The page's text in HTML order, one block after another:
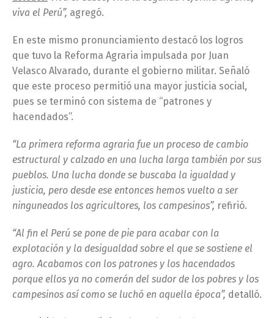
viva el Perú”, agregó.
En este mismo pronunciamiento destacó los logros
que tuvo la Reforma Agraria impulsada por Juan
Velasco Alvarado, durante el gobierno militar. Señaló
que este proceso permitió una mayor justicia social,
pues se terminó con sistema de “patrones y
hacendados”.
“La primera reforma agraria fue un proceso de cambio
estructural y calzado en una lucha larga también por sus
pueblos. Una lucha donde se buscaba la igualdad y
justicia, pero desde ese entonces hemos vuelto a ser
ninguneados los agricultores, los campesinos”, refirió.
“Al fin el Perú se pone de pie para acabar con la
explotación y la desigualdad sobre el que se sostiene el
agro. Acabamos con los patrones y los hacendados
porque ellos ya no comerán del sudor de los pobres y los
campesinos así como se luchó en aquella época”, detalló.